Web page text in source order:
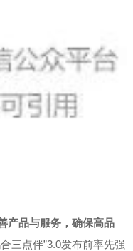
产品与服务，确保高品
三点伴”3.0发布前率先强